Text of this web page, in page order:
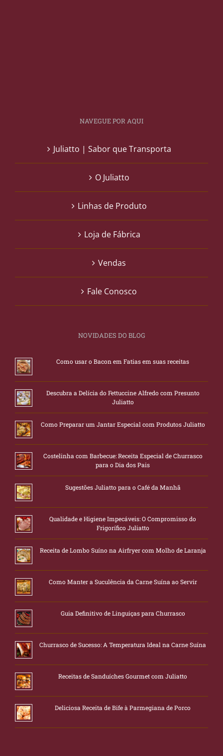
NAVEGUE POR AQUI
Juliatto | Sabor que Transporta
O Juliatto
Linhas de Produto
Loja de Fábrica
Vendas
Fale Conosco
NOVIDADES DO BLOG
Como usar o Bacon em Fatias em suas receitas
Descubra a Delícia do Fettuccine Alfredo com Presunto
Juliatto
Como Preparar um Jantar Especial com Produtos Juliatto
Costelinha com Barbecue: Receita Especial de Churrasco
para o Dia dos Pais
Sugestões Juliatto para o Café da Manhã
Qualidade e Higiene Impecáveis: O Compromisso do
Frigorífico Juliatto
Receita de Lombo Suíno na Airfryer com Molho de Laranja
Como Manter a Suculência da Carne Suína ao Servir
Guia Definitivo de Linguiças para Churrasco
Churrasco de Sucesso: A Temperatura Ideal na Carne Suína
Receitas de Sanduíches Gourmet com Juliatto
Deliciosa Receita de Bife à Parmegiana de Porco